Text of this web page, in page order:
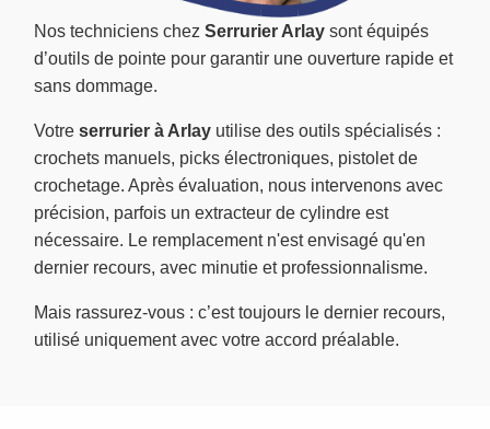
Nos techniciens chez Serrurier Arlay sont équipés
d’outils de pointe pour garantir une ouverture rapide et
sans dommage.
Votre serrurier à Arlay utilise des outils spécialisés :
crochets manuels, picks électroniques, pistolet de
crochetage. Après évaluation, nous intervenons avec
précision, parfois un extracteur de cylindre est
nécessaire. Le remplacement n'est envisagé qu'en
dernier recours, avec minutie et professionnalisme.
Mais rassurez-vous : c’est toujours le dernier recours,
utilisé uniquement avec votre accord préalable.